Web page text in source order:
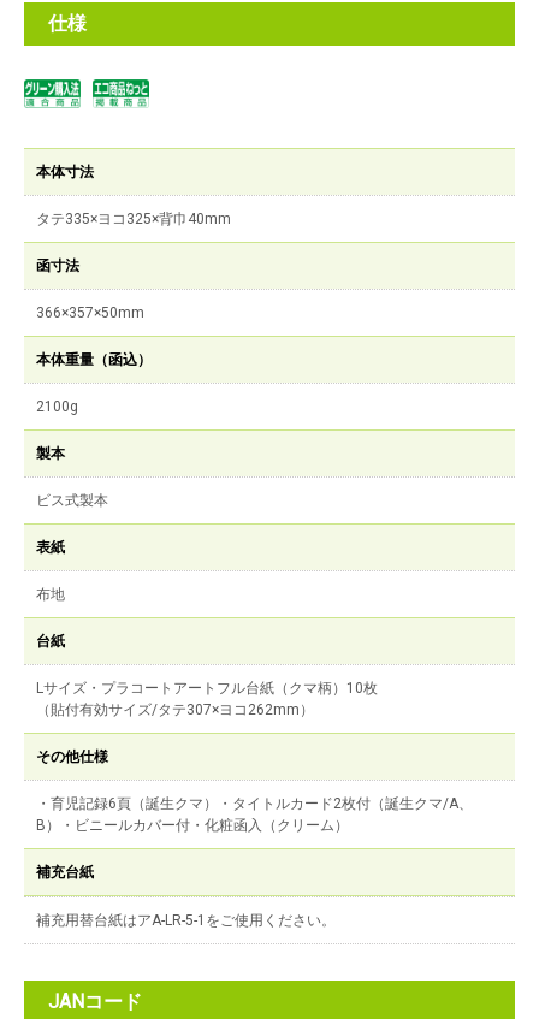
仕様
本体寸法
タテ335×ヨコ325×背巾40mm
函寸法
366×357×50mm
本体重量（函込）
2100g
製本
ビス式製本
表紙
布地
台紙
Lサイズ・プラコートアートフル台紙（クマ柄）10枚
（貼付有効サイズ/タテ307×ヨコ262mm）
その他仕様
・育児記録6頁（誕生クマ）・タイトルカード2枚付（誕生クマ/A、
B）・ビニールカバー付・化粧函入（クリーム）
補充台紙
補充用替台紙はアA-LR-5-1をご使用ください。
JANコード